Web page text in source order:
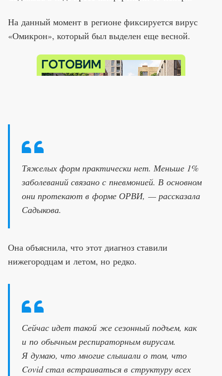
На данный момент в регионе фиксируется вирус
«Омикрон», который был выделен еще весной.
Тяжелых форм практически нет. Меньше 1%
заболеваний связано с пневмонией. В основном
они протекают в форме ОРВИ, — рассказала
Садыкова.
Она объяснила, что этот диагноз ставили
нижегородцам и летом, но редко.
Сейчас идет такой же сезонный подъем, как
и по обычным респираторным вирусам.
Я думаю, что многие слышали о том, что
Covid стал встраиваться в структуру всех